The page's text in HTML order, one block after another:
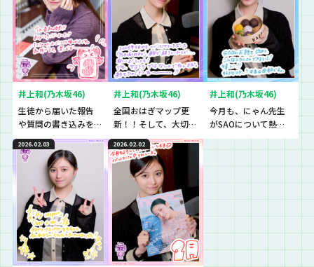
井上和(乃木坂46)
生徒から届いた報告
や質問の書き込みを
紹介！
井上和(乃木坂46)
全国おはぎマップ更
新！！そして、大切な
お知らせも。
井上和(乃木坂46)
今月も、にゃん先生
がSAOについて熱
く、熱く、熱く語り
2026.02.03 2026.02.02